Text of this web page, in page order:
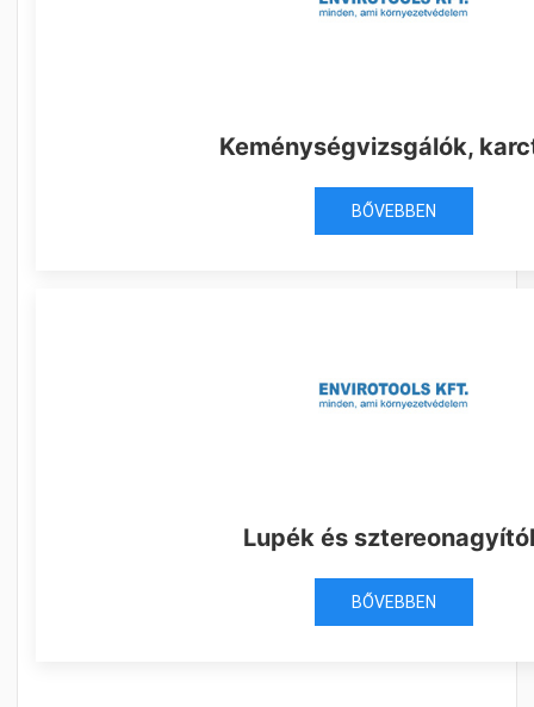
Keménységvizsgálók,
BŐVEBBEN
Lupék és
BŐVEBBEN